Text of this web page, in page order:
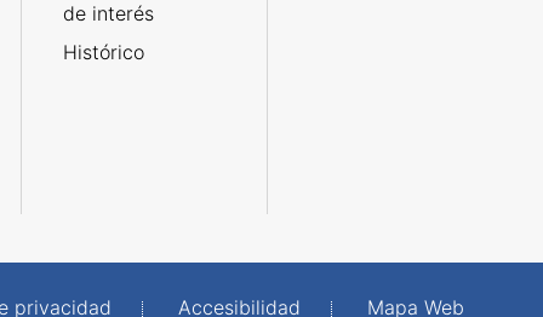
de interés
Histórico
privacidad Accesibilidad Mapa Web